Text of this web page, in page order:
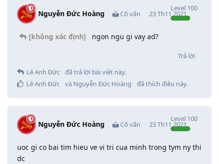
Nguyễn Đức Hoàng Cố vấn
Level 100
23 Th11 2021
[không xác định] ngon ngu gi vay ad?
Trả lời
Lê Anh Đức
đã trả lời bài viết này.
Lê Anh Đức
và Nguyễn Đức Hoàng đã thích điều này.
Nguyễn Đức Hoàng Cố vấn
Level 100
23 Th11 2021
uoc gi co bai tim hieu ve vi tri cua minh trong tym ny thi
dc